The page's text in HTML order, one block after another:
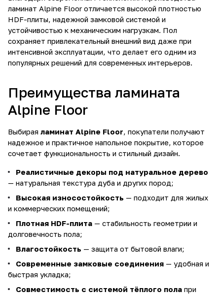
ламинат Alpine Floor отличается высокой плотностью
HDF-плиты, надежной замковой системой и
устойчивостью к механическим нагрузкам. Пол
сохраняет привлекательный внешний вид даже при
интенсивной эксплуатации, что делает его одним из
популярных решений для современных интерьеров.
Преимущества ламината
Alpine Floor
Выбирая ламинат Alpine Floor, покупатели получают
надежное и практичное напольное покрытие, которое
сочетает функциональность и стильный дизайн.
Реалистичные декоры под натуральное дерево
— натуральная текстура дуба и других пород;
Высокая износостойкость — подходит для жилых
и коммерческих помещений;
Плотная HDF-плита — стабильность геометрии и
долговечность пола;
Влагостойкость — защита от бытовой влаги;
Современные замковые соединения — удобная и
быстрая укладка;
Совместимость с системой тёплого пола при